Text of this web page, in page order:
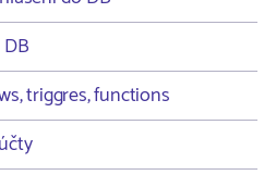
triggres, functions